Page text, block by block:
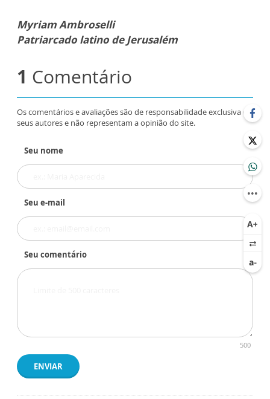
Myriam Ambroselli
Patriarcado latino de Jerusalém
1 Comentário
Os comentários e avaliações são de responsabilidade exclusiva de
seus autores e não representam a opinião do site.
Seu nome
Seu e-mail
Seu comentário
500
ENVIAR